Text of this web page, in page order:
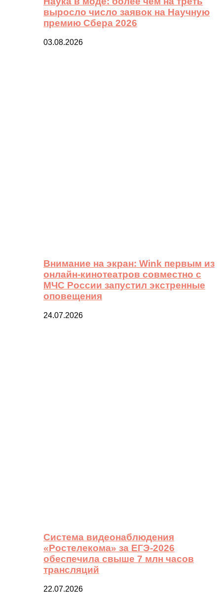
выросло число заявок на Научную
премию Сбера 2026
03.08.2026
Внимание на экран: Wink первым из
онлайн-кинотеатров совместно с
МЧС России запустил экстренные
оповещения
24.07.2026
Система видеонаблюдения
«Ростелекома» за ЕГЭ-2026
обеспечила свыше 7 млн часов
трансляций
22.07.2026